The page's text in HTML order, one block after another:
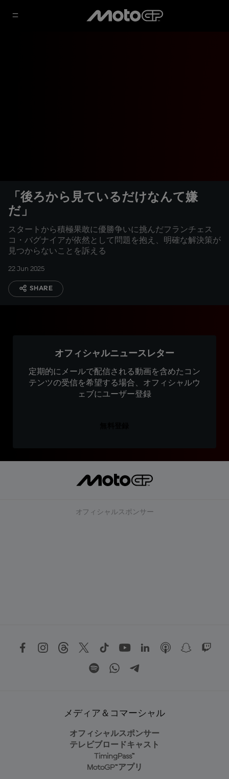
「後ろから見ているだけなんて嫌
だ」
スタートから積極果敢に優勝争いに挑んだフランチェス
コ・バグナイアが依然として問題を抱え、明確な解決策が
見つからないことを訴える
22 Jun 2025
SHARE
オフィシャルニュースレター
定期的にメールで配信される動画を含めたコン
テンツの受信を希望する場合、オフィシャルウ
ェブにユーザー登録
オフィシャルスポンサー
メディア＆コマーシャル
オフィシャルスポンサー
テレビブロードキャスト
TimingPass™
MotoGP™アプリ